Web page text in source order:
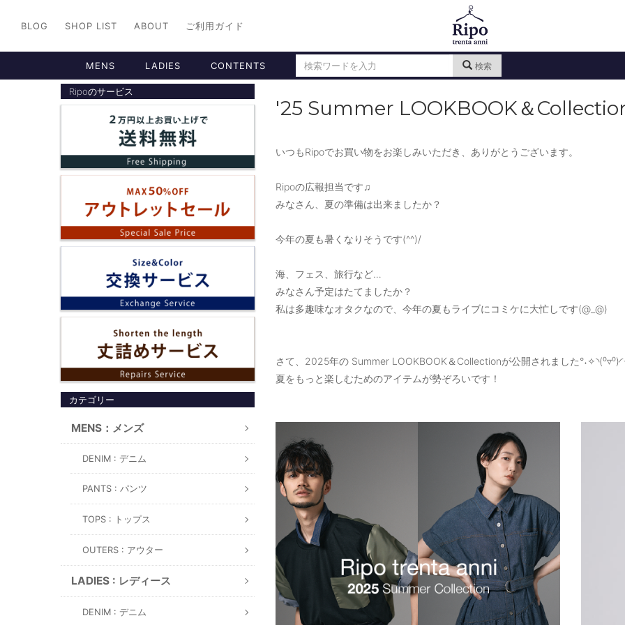
BLOG SHOP LIST ABOUT ご利用ガイド
MENS LADIES CONTENTS 検索
Ripoのサービス
カテゴリー
MENS：メンズ
DENIM : デニム
PANTS : パンツ
TOPS : トップス
OUTERS : アウター
LADIES : レディース
DENIM : デニム
'25 Summer LOOKBOOK＆
いつもRipoでお買い物をお楽しみいただき、ありがとうございます。
Ripoの広報担当です♫
みなさん、夏の準備は出来ましたか？
今年の夏も暑くなりそうです(^^)/
海、フェス、旅行など…
みなさん予定はたてましたか？
私は多趣味なオタクなので、今年の夏もライブにコミケに大忙しです(@_@)
さて、2025年の Summer LOOKBOOK＆Collectionが公開されました
夏をもっと楽しむためのアイテムが勢ぞろいです！